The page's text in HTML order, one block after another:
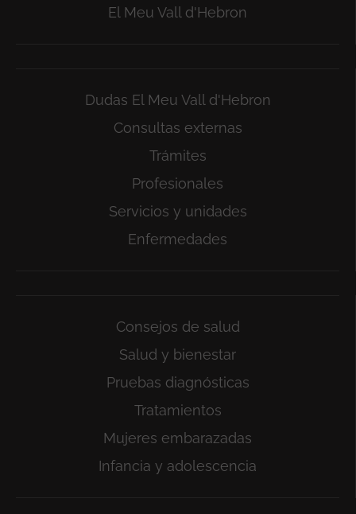
El Meu Vall d'Hebron
Dudas El Meu Vall d'Hebron
Consultas externas
Trámites
Profesionales
Servicios y unidades
Enfermedades
Consejos de salud
Salud y bienestar
Pruebas diagnósticas
Tratamientos
Mujeres embarazadas
Infancia y adolescencia